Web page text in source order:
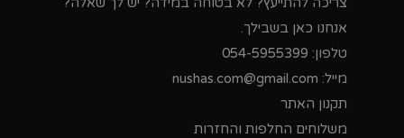
אנחנו כאן בשבילך.
טלפון: 054-5955399
מייל: nushas.com@gmail.com
תקנון האתר
משלוחים החלפות והחזרות